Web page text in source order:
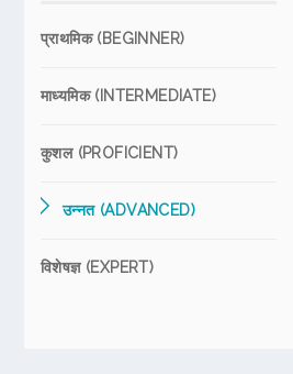
प्राथमिक (BEGINNER)
माध्यमिक (INTERMEDIATE)
कुशल (PROFICIENT)
उन्नत (ADVANCED)
विशेषज्ञ (EXPERT)